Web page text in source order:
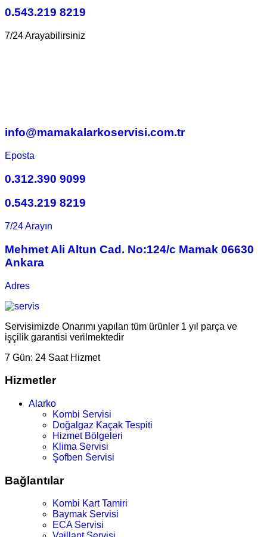
0.543.219 8219
7/24 Arayabilirsiniz
info@mamakalarkoservisi.com.tr
Eposta
0.312.390 9099
0.543.219 8219
7/24 Arayın
Mehmet Ali Altun Cad. No:124/c Mamak 06630
Ankara
Adres
Servisimizde Onarımı yapılan tüm ürünler 1 yıl parça ve
işçilik garantisi verilmektedir
7 Gün: 24 Saat Hizmet
Hizmetler
Alarko
Kombi Servisi
Doğalgaz Kaçak Tespiti
Hizmet Bölgeleri
Klima Servisi
Şofben Servisi
Bağlantılar
Kombi Kart Tamiri
Baymak Servisi
ECA Servisi